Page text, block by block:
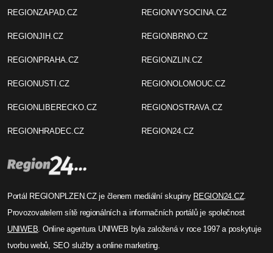
REGIONZAPAD.CZ
REGIONJIH.CZ
REGIONPRAHA.CZ
REGIONUSTI.CZ
REGIONLIBERECKO.CZ
REGIONHRADEC.CZ
REGIONVYSOCINA.CZ
REGIONBRNO.CZ
REGIONZLIN.CZ
REGIONOLOMOUC.CZ
REGIONOSTRAVA.CZ
REGION24.CZ
Portál REGIONPLZEN.CZ je členem mediální skupiny REGION24.CZ.
Provozovatelem sítě regionálních a informačních portálů je společnost
UNIWEB. Online agentura UNIWEB byla založená v roce 1997 a poskytuje
tvorbu webů, SEO služby a online marketing.